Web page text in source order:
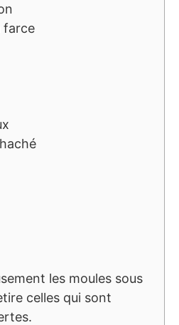
farce
les moules sous
celles qui sont